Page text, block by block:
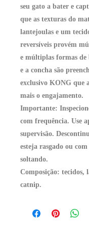
seu gato a bater e
que as texturas do
lantejoulas e um
reversíveis provém
e múltiplas formas de
e a concha são
exclusivo KONG que
mais o engajamento.
Importante:
com frequência. Use
supervisão.
esteja rasgado ou com
soltando.
Composição: tecidos,
catnip.